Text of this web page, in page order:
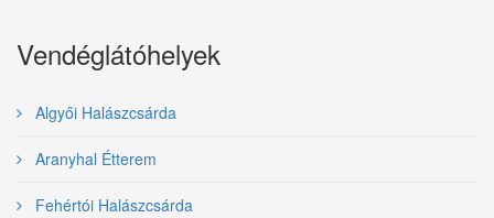
Vendéglátóhelyek
Algyői Halászcsárda
Aranyhal Étterem
Fehértói Halászcsárda